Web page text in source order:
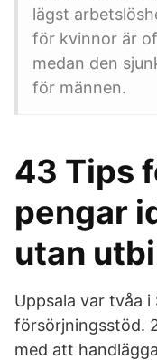
lägst
för kvinnor är
medan den
för männen.
43 Tips
pengar
utan
Uppsala var tvåa
försörjningsstöd.
med att